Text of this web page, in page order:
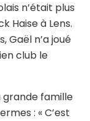
n’était plus
Haise à Lens.
Gaël n’a joué
club le
grande famille
: « C’est